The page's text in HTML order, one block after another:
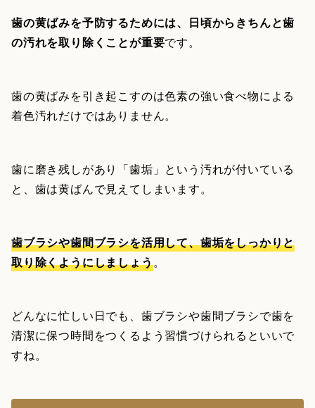
歯の黄ばみを予防するためには、日頃からきちんと歯
の汚れを取り除くことが重要です。
歯の黄ばみを引き起こすのは色素の強い食べ物による
着色汚れだけではありません。
歯に磨き残しがあり「歯垢」という汚れが付いている
と、歯は黄ばんで見えてしまいます。
歯ブラシや歯間ブラシを活用して、歯垢をしっかりと
取り除くようにしましょう。
どんなに忙しい日でも、歯ブラシや歯間ブラシで歯を
清潔に保つ時間をつくるよう習慣づけられるといいで
すね。